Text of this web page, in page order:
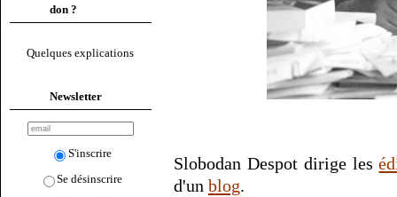
don ?
Quelques explications
Newsletter
S'inscrire
Se désinscrire
Slobodan Despot dirige les
d'un blog.